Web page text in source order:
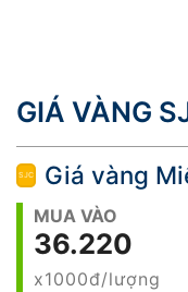
GIÁ VÀNG
Giá vàng
MUA VÀO
36.220
x1000đ/lượng